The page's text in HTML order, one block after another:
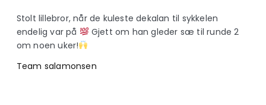
Stolt lillebror, når de kuleste dekalan til sykkelen
endelig var på
Gjett om han gleder sæ til runde 2
om noen uker!
Team salamonsen